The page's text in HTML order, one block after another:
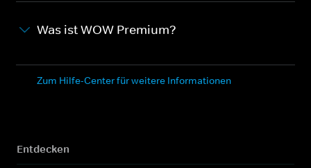
Was ist WOW Premium?
Zum Hilfe-Center für weitere Informationen
Entdecken